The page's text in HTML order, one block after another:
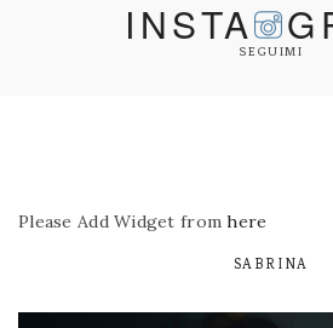
INSTA
SEGUIMI
Please Add Widget fromhere
SABRINA